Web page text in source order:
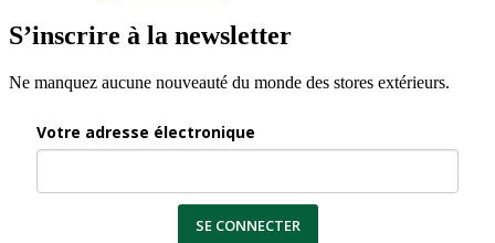
S’inscrire à la newsletter
Ne manquez aucune nouveauté du monde des stores extérieurs.
Votre adresse électronique
SE CONNECTER